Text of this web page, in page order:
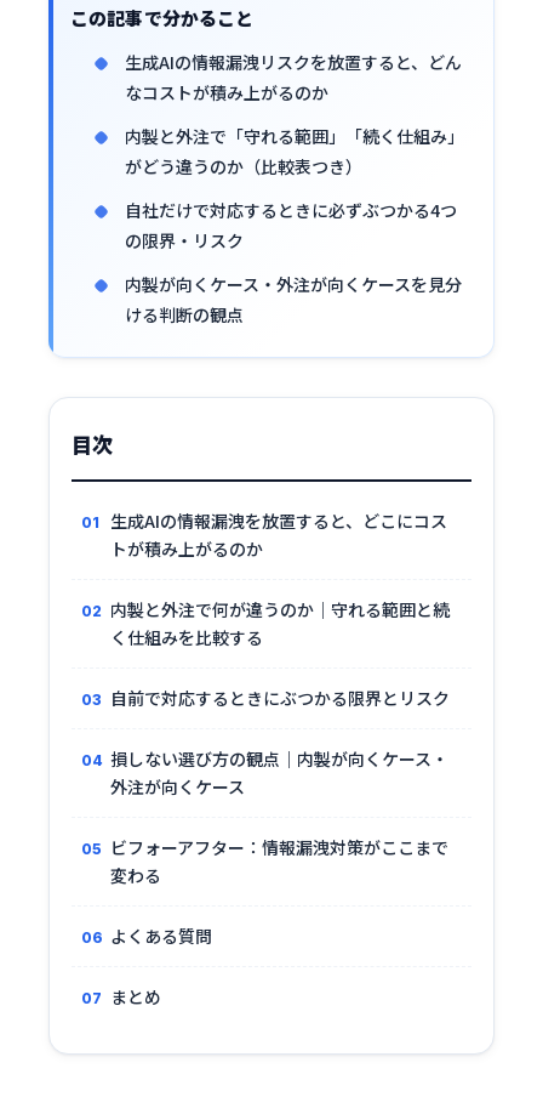
この記事で分かること
生成AIの情報漏洩リスクを放置すると、どん
なコストが積み上がるのか
内製と外注で「守れる範囲」「続く仕組み」
がどう違うのか（比較表つき）
自社だけで対応するときに必ずぶつかる4つ
の限界・リスク
内製が向くケース・外注が向くケースを見分
ける判断の観点
目次
生成AIの情報漏洩を放置すると、どこにコス
トが積み上がるのか
内製と外注で何が違うのか｜守れる範囲と続
く仕組みを比較する
自前で対応するときにぶつかる限界とリスク
損しない選び方の観点｜内製が向くケース・
外注が向くケース
ビフォーアフター：情報漏洩対策がここまで
変わる
よくある質問
まとめ